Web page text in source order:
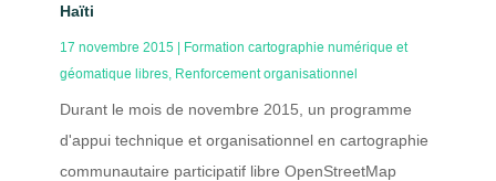
Haïti
17 novembre 2015 | Formation cartographie numérique et
géomatique libres, Renforcement organisationnel
Durant le mois de novembre 2015, un programme
d'appui technique et organisationnel en cartographie
communautaire participatif libre OpenStreetMap